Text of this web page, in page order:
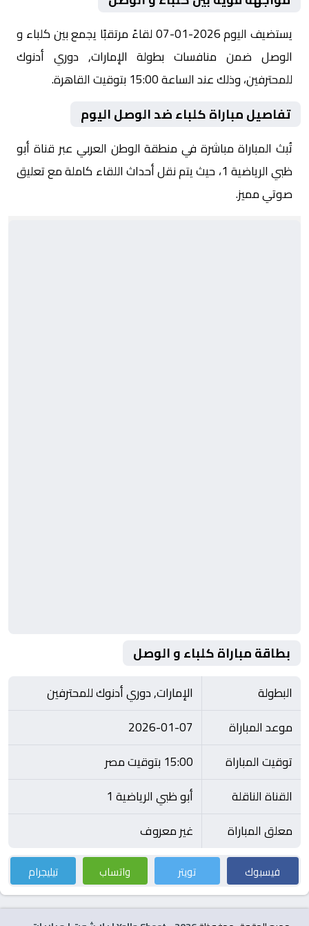
يستضيف اليوم 2026-01-07 لقاءً مرتقبًا يجمع بين كلباء و
الوصل ضمن منافسات بطولة الإمارات, دوري أدنوك
للمحترفين، وذلك عند الساعة 15:00 بتوقيت القاهرة.
تفاصيل مباراة كلباء ضد الوصل اليوم
تُبث المباراة مباشرة في منطقة الوطن العربي عبر قناة أبو
ظبي الرياضية 1، حيث يتم نقل أحداث اللقاء كاملة مع تعليق
صوتي مميز.
بطاقة مباراة كلباء و الوصل
البطولة
الإمارات, دوري أدنوك للمحترفين
موعد المباراة
2026-01-07
توقيت المباراة
15:00 بتوقيت مصر
القناة الناقلة
أبو ظبي الرياضية 1
معلق المباراة
غير معروف
فيسبوك تويتر واتساب تيليجرام